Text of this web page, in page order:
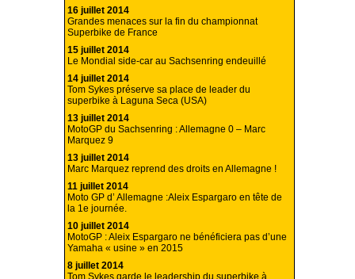
16 juillet 2014
Grandes menaces sur la fin du championnat
Superbike de France
15 juillet 2014
Le Mondial side-car au Sachsenring endeuillé
14 juillet 2014
Tom Sykes préserve sa place de leader du
superbike à Laguna Seca (USA)
13 juillet 2014
MotoGP du Sachsenring : Allemagne 0 – Marc
Marquez 9
13 juillet 2014
Marc Marquez reprend des droits en Allemagne !
11 juillet 2014
Moto GP d’ Allemagne :Aleix Espargaro en tête de
la 1e journée.
10 juillet 2014
MotoGP : Aleix Espargaro ne bénéficiera pas d’une
Yamaha « usine » en 2015
8 juillet 2014
Tom Sykes garde le leadership du superbike à